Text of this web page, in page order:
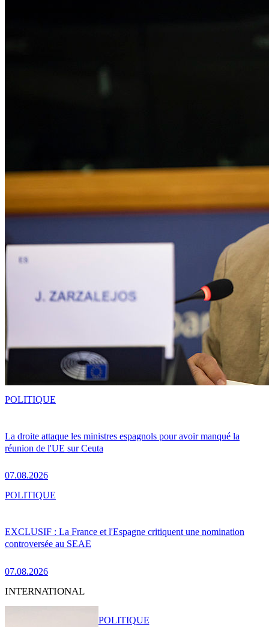
La droite attaque les ministres espagnols pour avoir manqué la
réunion de l'UE sur Ceuta
07.08.2026
POLITIQUE
EXCLUSIF : La France et l'Espagne critiquent une nomination
controversée au SEAE
07.08.2026
POLITIQUE
INTERNATIONAL
POLITIQUE